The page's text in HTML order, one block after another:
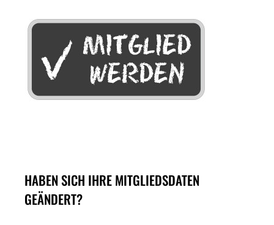
HABEN SICH IHRE MITGLIEDSDATEN
GEÄNDERT?